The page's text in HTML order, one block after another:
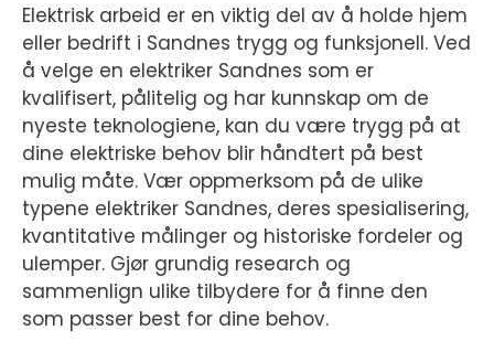
Elektrisk arbeid er en viktig del av å holde hjem
eller bedrift i Sandnes trygg og funksjonell. Ved
å velge en elektriker Sandnes som er
kvalifisert, pålitelig og har kunnskap om de
nyeste teknologiene, kan du være trygg på at
dine elektriske behov blir håndtert på best
mulig måte. Vær oppmerksom på de ulike
typene elektriker Sandnes, deres spesialisering,
kvantitative målinger og historiske fordeler og
ulemper. Gjør grundig research og
sammenlign ulike tilbydere for å finne den
som passer best for dine behov.